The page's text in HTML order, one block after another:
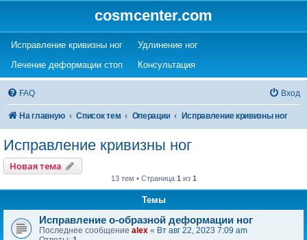
cosmcenter.com
Исправление кривизны ног(Opens a new tab)
Удлинение ног(Opens a new tab)
Лечение деформации стоп(Opens a new tab)
Консультация(Opens a new tab)
FAQ Вход
На главную Список тем Операции Исправление кривизны ног
Исправление кривизны ног
Новая тема
13 тем • Страница 1 из 1
Темы
Исправление о-образной деформации ног
Последнее сообщение alex « Вт авг 22, 2023 7:09 am